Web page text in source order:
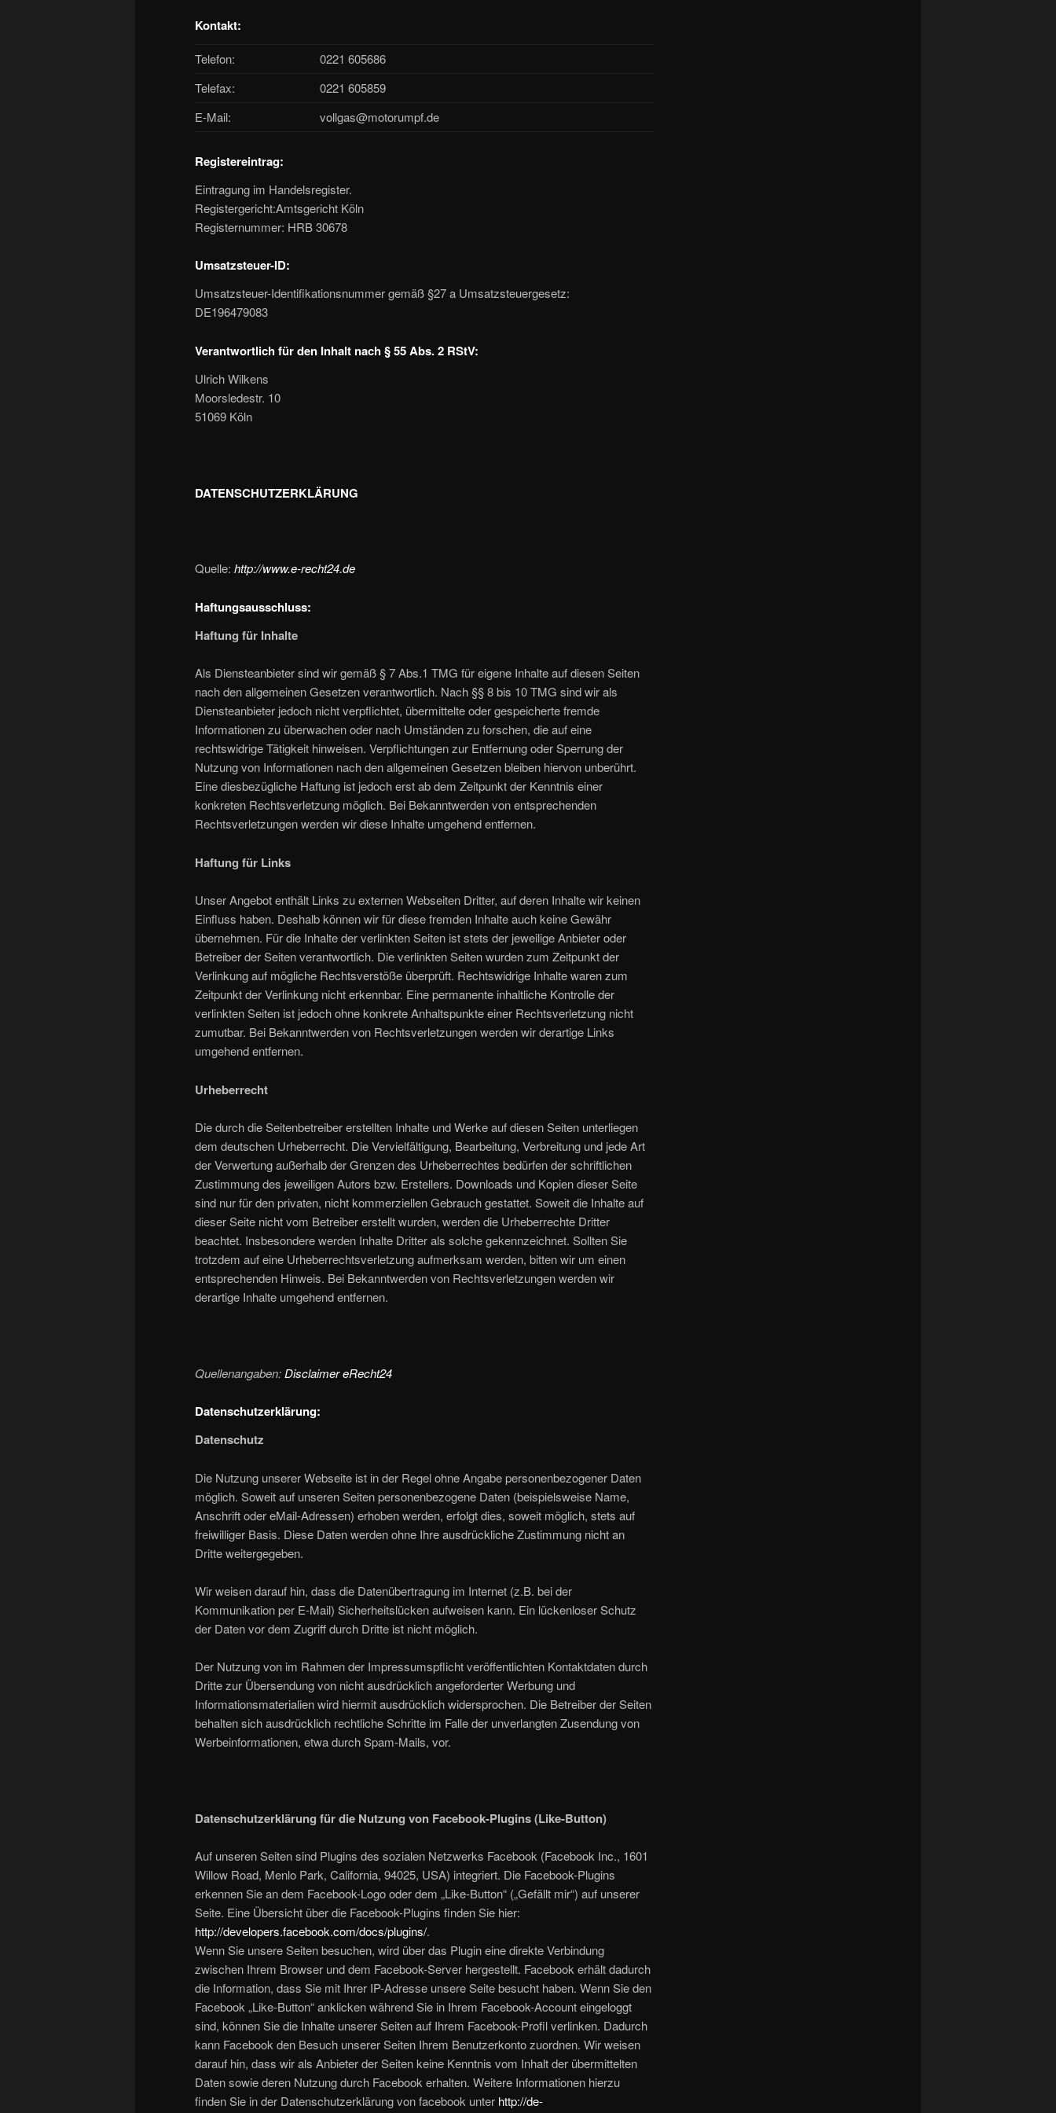
Kontakt:
Telefon:
0221 605686
Telefax:
0221 605859
E-Mail:
vollgas@motorumpf.de
Registereintrag:
Eintragung im Handelsregister.
Registergericht:Amtsgericht Köln
Registernummer: HRB 30678
Umsatzsteuer-ID:
Umsatzsteuer-Identifikationsnummer gemäß §27 a Umsatzsteuergesetz:
DE196479083
Verantwortlich für den Inhalt nach § 55 Abs. 2 RStV:
Ulrich Wilkens
Moorsledestr. 10
51069 Köln
DATENSCHUTZERKLÄRUNG
Quelle: http://www.e-recht24.de
Haftungsausschluss:
Haftung für Inhalte
Als Diensteanbieter sind wir gemäß § 7 Abs.1 TMG für eigene Inhalte auf diesen Seiten
nach den allgemeinen Gesetzen verantwortlich. Nach §§ 8 bis 10 TMG sind wir als
Diensteanbieter jedoch nicht verpflichtet, übermittelte oder gespeicherte fremde
Informationen zu überwachen oder nach Umständen zu forschen, die auf eine
rechtswidrige Tätigkeit hinweisen. Verpflichtungen zur Entfernung oder Sperrung der
Nutzung von Informationen nach den allgemeinen Gesetzen bleiben hiervon unberührt.
Eine diesbezügliche Haftung ist jedoch erst ab dem Zeitpunkt der Kenntnis einer
konkreten Rechtsverletzung möglich. Bei Bekanntwerden von entsprechenden
Rechtsverletzungen werden wir diese Inhalte umgehend entfernen.
Haftung für Links
Unser Angebot enthält Links zu externen Webseiten Dritter, auf deren Inhalte wir keinen
Einfluss haben. Deshalb können wir für diese fremden Inhalte auch keine Gewähr
übernehmen. Für die Inhalte der verlinkten Seiten ist stets der jeweilige Anbieter oder
Betreiber der Seiten verantwortlich. Die verlinkten Seiten wurden zum Zeitpunkt der
Verlinkung auf mögliche Rechtsverstöße überprüft. Rechtswidrige Inhalte waren zum
Zeitpunkt der Verlinkung nicht erkennbar. Eine permanente inhaltliche Kontrolle der
verlinkten Seiten ist jedoch ohne konkrete Anhaltspunkte einer Rechtsverletzung nicht
zumutbar. Bei Bekanntwerden von Rechtsverletzungen werden wir derartige Links
umgehend entfernen.
Urheberrecht
Die durch die Seitenbetreiber erstellten Inhalte und Werke auf diesen Seiten unterliegen
dem deutschen Urheberrecht. Die Vervielfältigung, Bearbeitung, Verbreitung und jede Art
der Verwertung außerhalb der Grenzen des Urheberrechtes bedürfen der schriftlichen
Zustimmung des jeweiligen Autors bzw. Erstellers. Downloads und Kopien dieser Seite
sind nur für den privaten, nicht kommerziellen Gebrauch gestattet. Soweit die Inhalte auf
dieser Seite nicht vom Betreiber erstellt wurden, werden die Urheberrechte Dritter
beachtet. Insbesondere werden Inhalte Dritter als solche gekennzeichnet. Sollten Sie
trotzdem auf eine Urheberrechtsverletzung aufmerksam werden, bitten wir um einen
entsprechenden Hinweis. Bei Bekanntwerden von Rechtsverletzungen werden wir
derartige Inhalte umgehend entfernen.
Quellenangaben:Disclaimer eRecht24
Datenschutzerklärung:
Datenschutz
Die Nutzung unserer Webseite ist in der Regel ohne Angabe personenbezogener Daten
möglich. Soweit auf unseren Seiten personenbezogene Daten (beispielsweise Name,
Anschrift oder eMail-Adressen) erhoben werden, erfolgt dies, soweit möglich, stets auf
freiwilliger Basis. Diese Daten werden ohne Ihre ausdrückliche Zustimmung nicht an
Dritte weitergegeben.
Wir weisen darauf hin, dass die Datenübertragung im Internet (z.B. bei der
Kommunikation per E-Mail) Sicherheitslücken aufweisen kann. Ein lückenloser Schutz
der Daten vor dem Zugriff durch Dritte ist nicht möglich.
Der Nutzung von im Rahmen der Impressumspflicht veröffentlichten Kontaktdaten durch
Dritte zur Übersendung von nicht ausdrücklich angeforderter Werbung und
Informationsmaterialien wird hiermit ausdrücklich widersprochen. Die Betreiber der Seiten
behalten sich ausdrücklich rechtliche Schritte im Falle der unverlangten Zusendung von
Werbeinformationen, etwa durch Spam-Mails, vor.
Datenschutzerklärung für die Nutzung von Facebook-Plugins (Like-Button)
Auf unseren Seiten sind Plugins des sozialen Netzwerks Facebook (Facebook Inc., 1601
Willow Road, Menlo Park, California, 94025, USA) integriert. Die Facebook-Plugins
erkennen Sie an dem Facebook-Logo oder dem „Like-Button“ („Gefällt mir“) auf unserer
Seite. Eine Übersicht über die Facebook-Plugins finden Sie hier:
http://developers.facebook.com/docs/plugins/.
Wenn Sie unsere Seiten besuchen, wird über das Plugin eine direkte Verbindung
zwischen Ihrem Browser und dem Facebook-Server hergestellt. Facebook erhält dadurch
die Information, dass Sie mit Ihrer IP-Adresse unsere Seite besucht haben. Wenn Sie den
Facebook „Like-Button“ anklicken während Sie in Ihrem Facebook-Account eingeloggt
sind, können Sie die Inhalte unserer Seiten auf Ihrem Facebook-Profil verlinken. Dadurch
kann Facebook den Besuch unserer Seiten Ihrem Benutzerkonto zuordnen. Wir weisen
darauf hin, dass wir als Anbieter der Seiten keine Kenntnis vom Inhalt der übermittelten
Daten sowie deren Nutzung durch Facebook erhalten. Weitere Informationen hierzu
finden Sie in der Datenschutzerklärung von facebook unter http://de-